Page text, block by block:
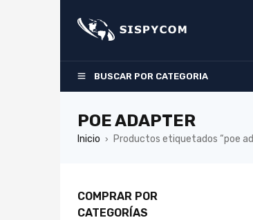
BUSCAR POR CATEGORIA
POE ADAPTER
Inicio › Productos etiquetados “poe
COMPRAR POR
CATEGORÍAS